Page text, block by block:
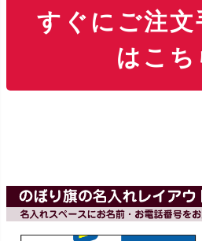
すぐにご注文
はこ